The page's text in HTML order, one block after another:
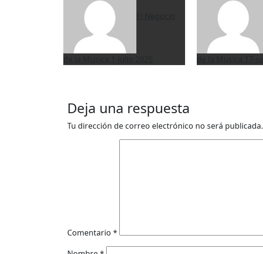
Deja una respuesta
Tu dirección de correo electrónico no será publicada.
Comentario *